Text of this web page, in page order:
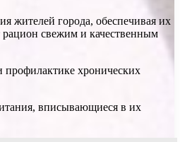
жителей города, обеспечивая их
свежим и качественным
хронических
вписывающиеся в их